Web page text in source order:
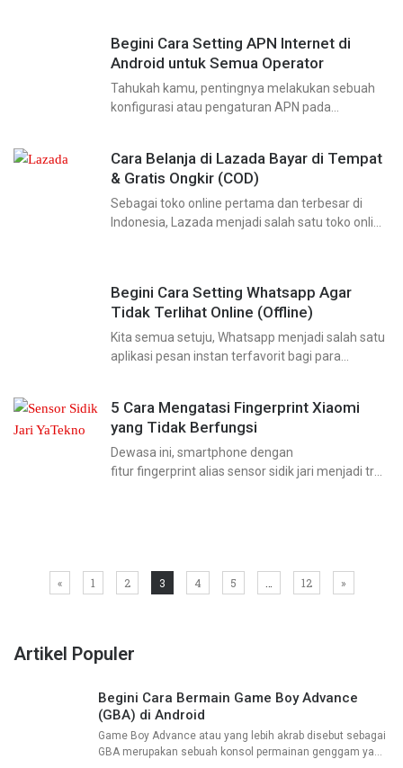
memperkenalkan layanan data
Begini Cara Setting APN Internet di
Android untuk Semua Operator
Tahukah kamu, pentingnya melakukan sebuah
konfigurasi atau pengaturan APN pada
kamu belum mengaturnya, kemungkinan kamu
tidak bisa terhubung ke
Cara Belanja di Lazada Bayar di Tempat
& Gratis Ongkir (COD)
Sebagai toko online pertama dan terbesar di
Indonesia, Lazada menjadi salah satu toko online
Begini Cara Setting Whatsapp Agar
Tidak Terlihat Online (Offline)
Kita semua setuju, Whatsapp menjadi salah satu
aplikasi pesan instan terfavorit bagi para
panggilan telepon secara gratis yang digunakan
5 Cara Mengatasi Fingerprint Xiaomi
yang Tidak Berfungsi
Dewasa ini, smartphone dengan
fitur fingerprint alias sensor sidik jari menjadi tren
«
1 2 3 4 5 12 »
Artikel Populer
Begini Cara Bermain Game Boy Advance
(GBA) di Android
Game Boy Advance atau yang lebih akrab disebut sebagai
GBA merupakan sebuah konsol permainan genggam yang